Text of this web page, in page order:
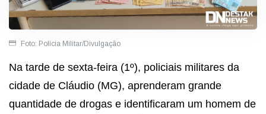
Foto: Polícia Militar/Divulgação
Na tarde de sexta-feira (1º), policiais militares da
cidade de Cláudio (MG), aprenderam grande
quantidade de drogas e identificaram um homem de